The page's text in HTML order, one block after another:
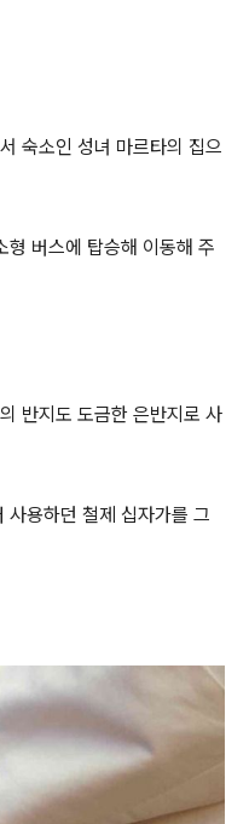
숙소인 성녀 마르타의 집으
형 버스에 탑승해 이동해 주
반지도 도금한 은반지로 사
사용하던 철제 십자가를 그